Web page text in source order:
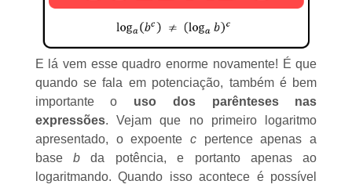
E lá vem esse quadro enorme novamente! É que
quando se fala em potenciação, também é bem
importante o uso dos parênteses nas
expressões. Vejam que no primeiro logaritmo
apresentado, o expoente c pertence apenas a
baseb da potência, e portanto apenas ao
logaritmando. Quando isso acontece é possível